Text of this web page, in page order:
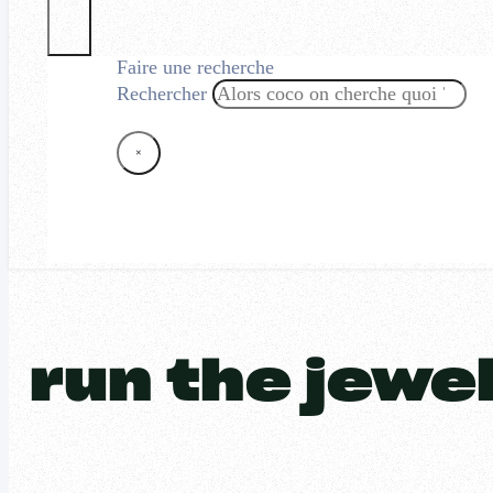
Faire une recherche
Rechercher
×
run the